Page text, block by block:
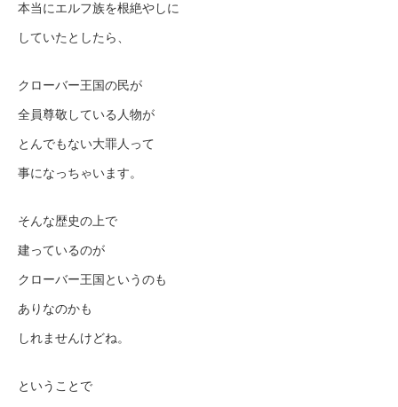
本当にエルフ族を根絶やしに
していたとしたら、
クローバー王国の民が
全員尊敬している人物が
とんでもない大罪人って
事になっちゃいます。
そんな歴史の上で
建っているのが
クローバー王国というのも
ありなのかも
しれませんけどね。
ということで